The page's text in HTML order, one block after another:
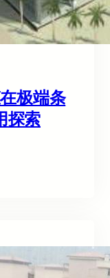
极端条
探索